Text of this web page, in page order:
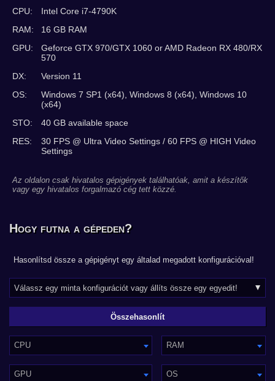
CPU:
Intel Core i7-4790K
RAM:
16 GB RAM
GPU:
Geforce GTX 970/GTX 1060 or AMD Radeon RX 480/RX
570
DX:
Version 11
OS:
Windows 7 SP1 (x64), Windows 8 (x64), Windows 10
(x64)
STO:
40 GB available space
RES:
30 FPS @ Ultra Video Settings / 60 FPS @ HIGH Video
Settings
Az oldalon csak hivatalos gépigények találhatóak, amit a készítők
vagy egy hivatalos forgalmazó cég tett közzé.
Hogy futna a gépeden?
Hasonlítsd össze a gépigényt egy általad megadott konfigurációval!
CPU RAM
GPU OS